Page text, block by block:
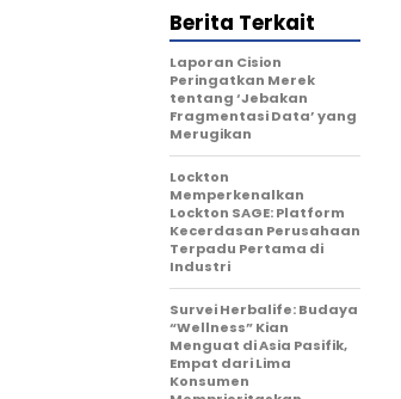
Berita Terkait
Laporan Cision
Peringatkan Merek
tentang ‘Jebakan
Fragmentasi Data’ yang
Merugikan
Lockton
Memperkenalkan
Lockton SAGE: Platform
Kecerdasan Perusahaan
Terpadu Pertama di
Industri
Survei Herbalife: Budaya
“Wellness” Kian
Menguat di Asia Pasifik,
Empat dari Lima
Konsumen